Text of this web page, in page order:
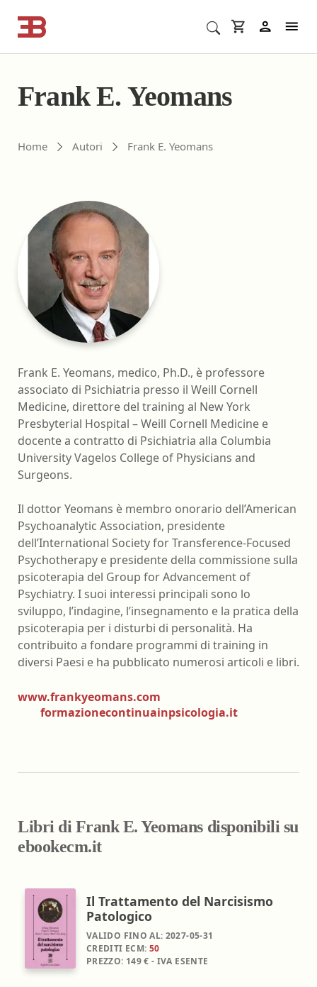
Cerca corsi ECM o altro
Frank E. Yeomans
Home Autori Frank E. Yeomans
Frank E. Yeomans, medico, Ph.D., è professore
associato di Psichiatria presso il Weill Cornell
Medicine, direttore del training al New York
Presbyterial Hospital – Weill Cornell Medicine e
docente a contratto di Psichiatria alla Columbia
University Vagelos College of Physicians and
Surgeons.
Il dottor Yeomans è membro onorario dell’American
Psychoanalytic Association, presidente
dell’International Society for Transference-Focused
Psychotherapy e presidente della commissione sulla
psicoterapia del Group for Advancement of
Psychiatry. I suoi interessi principali sono lo
sviluppo, l’indagine, l’insegnamento e la pratica della
psicoterapia per i disturbi di personalità. Ha
contribuito a fondare programmi di training in
diversi Paesi e ha pubblicato numerosi articoli e libri.
www.frankyeomans.com
formazionecontinuainpsicologia.it
Libri di Frank E. Yeomans disponibili su
ebookecm.it
Il Trattamento del Narcisismo
Patologico
VALIDO FINO AL: 2027-05-31
CREDITI ECM: 50
PREZZO: 149 € - IVA ESENTE